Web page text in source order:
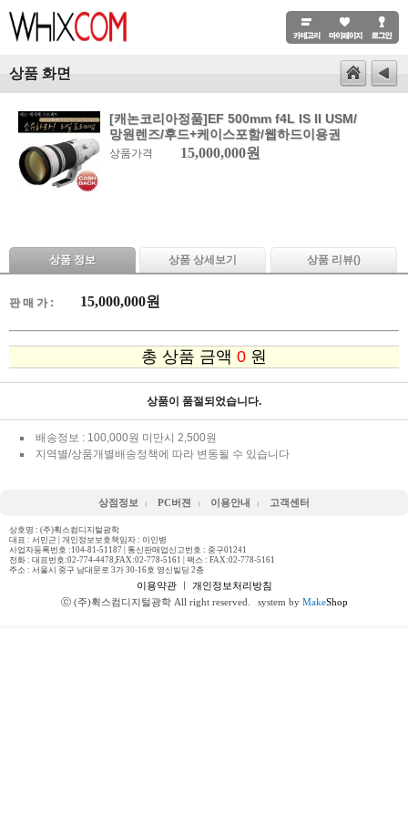
상품 화면
[캐논코리아정품]EF 500mm f4L IS II USM/
망원렌즈/후드+케이스포함/웹하드이용권
상품가격 15,000,000원
상품 정보 상품 상세보기 상품 리뷰()
판 매 가 : 15,000,000원
총 상품 금액 0 원
상품이 품절되었습니다.
배송정보 : 100,000원 미만시 2,500원
지역별/상품개별배송정책에 따라 변동될 수 있습니다
상점정보 PC버젼 이용안내 고객센터
상호명 : (주)휙스컴디지털광학
대표 : 서민근 | 개인정보보호책임자 : 이인병
사업자등록번호 :104-81-51187 | 통신판매업신고번호 : 중구01241
전화 : 대표번호:02-774-4478,FAX:02-778-5161 | 팩스 : FAX:02-778-5161
주소 : 서울시 중구 남대문로 3가 30-16호 영신빌딩 2층
이용약관ㅣ 개인정보처리방침
ⓒ (주)휙스컴디지털광학 All right reserved.
system by MakeShop